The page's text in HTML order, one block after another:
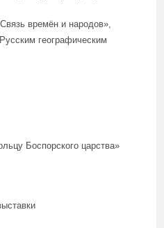
времён и народов»,
географическим
Боспорского царства»